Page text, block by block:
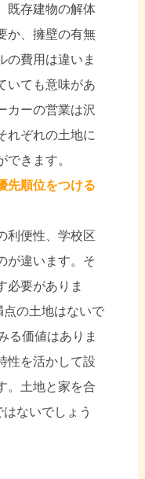
既存建物の解体
か、擁壁の有無
の費用は違いま
いても意味があ
カーの営業は沢
れぞれの土地に
きます。
先順位をつける
利便性、学校区
が違います。そ
必要がありま
の土地はないで
る価値はありま
性を活かして設
。土地と家を合
ないでしょう